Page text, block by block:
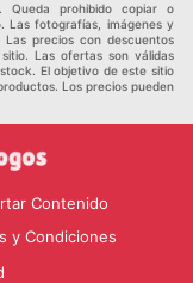
Queda prohibido copiar o
Las fotografías, imágenes y
precios con descuentos
Las ofertas son válidas
El objetivo de este sitio
Los precios pueden
Contenido
y Condiciones